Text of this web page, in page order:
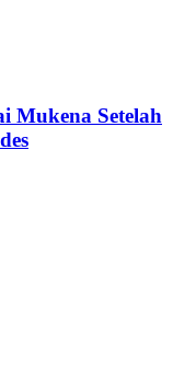
Mukena Setelah